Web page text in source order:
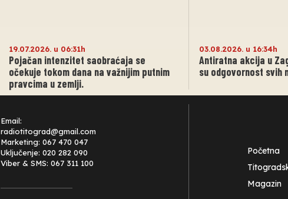
19.07.2026. u 06:31h
Pojačan intenzitet saobraćaja se
očekuje tokom dana na važnijim putnim
pravcima u zemlji.
03.08.2026. u 16:34h
Antiratna akcija u
su odgovornost svih
Email:
radiotitograd@gmail.com
Marketing: 067 470 047
Uključenje: 020 282 090
Viber & SMS: 067 311 100
Početna
Magazin